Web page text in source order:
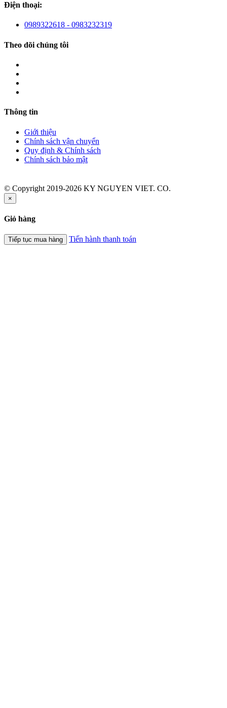
Điện thoại:
0989322618 - 0983232319
Theo dõi chúng tôi
Thông tin
Giới thiệu
Chính sách vận chuyển
Quy định & Chính sách
Chính sách bảo mật
© Copyright 2019-2026 KY NGUYEN VIET. CO.
×
Giỏ hàng
Tiếp tục mua hàng Tiến hành thanh toán